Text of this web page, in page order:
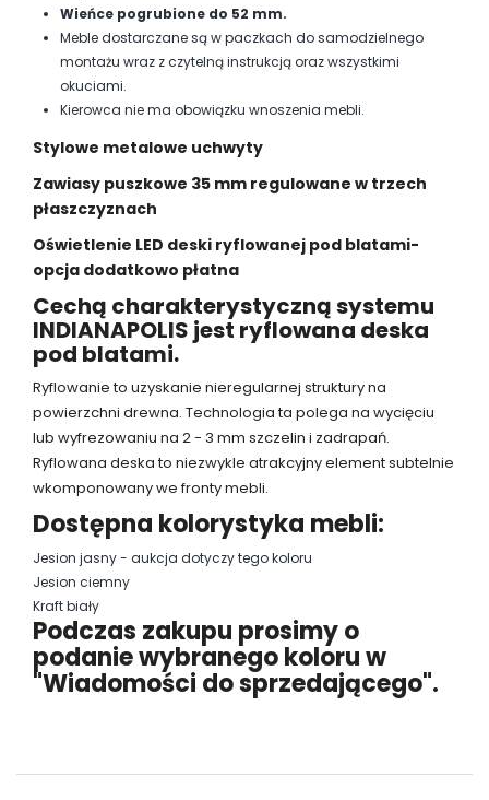
Wieńce pogrubione do 52 mm.
Meble dostarczane są w paczkach do samodzielnego
montażu wraz z czytelną instrukcją oraz wszystkimi
okuciami.
Kierowca nie ma obowiązku wnoszenia mebli.
Stylowe metalowe uchwyty
Zawiasy puszkowe 35 mm regulowane w trzech
płaszczyznach
Oświetlenie LED deski ryflowanej pod blatami-
opcja dodatkowo płatna
Cechą charakterystyczną systemu
INDIANAPOLIS jest ryflowana deska
pod blatami.
Ryflowanie to uzyskanie nieregularnej struktury na
powierzchni drewna. Technologia ta polega na wycięciu
lub wyfrezowaniu na 2 - 3 mm szczelin i zadrapań.
Ryflowana deska to niezwykle atrakcyjny element subtelnie
wkomponowany we fronty mebli.
Dostępna kolorystyka mebli:
Jesion jasny - aukcja dotyczy tego koloru
Jesion ciemny
Kraft biały
Podczas zakupu prosimy o
podanie wybranego koloru w
"Wiadomości do sprzedającego".